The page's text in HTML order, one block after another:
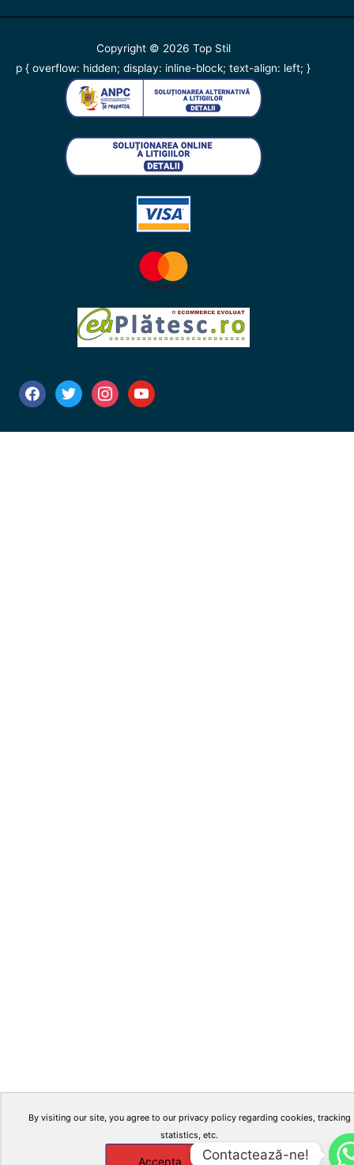
By visiting our site, you agree to our privacy policy regarding cookies, tracking
statistics, etc.
Accepta X
Copyright © 2026 Top Stil
p { overflow: hidden; display: inline-block; text-align: left; }
facebooktwitter instagramyoutube
Contactează-ne!